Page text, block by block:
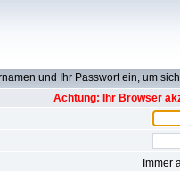
und Ihr Passwort ein, um
Achtung: Ihr Browser
Immer